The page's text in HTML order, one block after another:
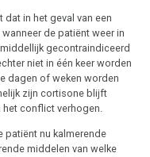
in het geval van een
de patiënt weer in
gecontraindiceerd
niet in één keer worden
dagen of weken worden
zijn cortisone blijft
het conflict verhogen.
patiënt nu kalmerende
middelen van welke